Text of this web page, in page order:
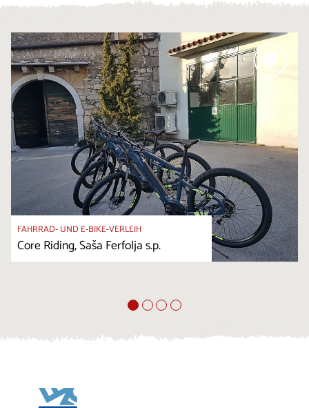
FAHRRAD- UND E-BIKE-VERLEIH
Core Riding, Saša Ferfolja s.p.